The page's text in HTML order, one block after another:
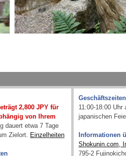
2,800 JPY für
von Ihrem
dauert etwa 7 Tage
Zielort. Einzelheiten
Geschäftszeiten
11:00-18:00 Uhr
japanischen
Informationen
Shokunin.com,
795-2